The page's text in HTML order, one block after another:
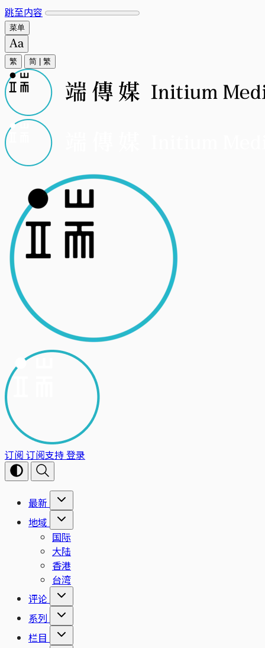
跳至内容
菜单
繁 简 繁
订阅 订阅支持登录
最新
地域
国际
大陆
香港
台湾
评论
系列
栏目